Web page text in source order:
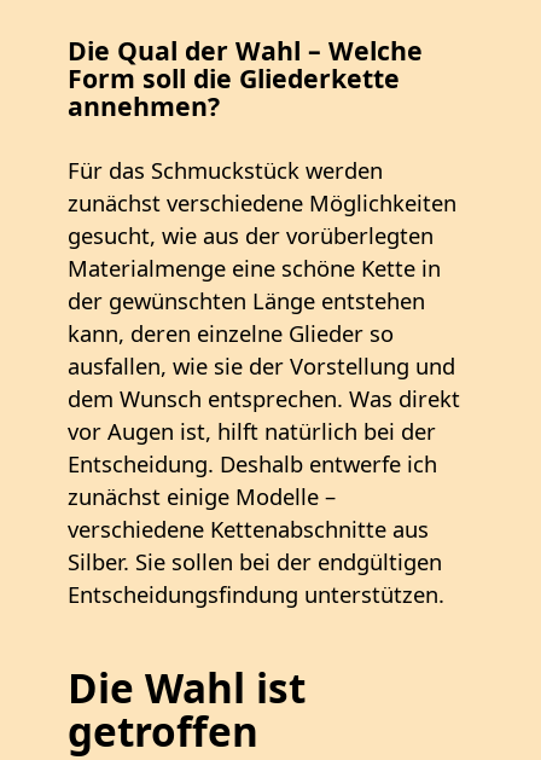
Die Qual der Wahl – Welche
Form soll die Gliederkette
annehmen?
Für das Schmuckstück werden
zunächst verschiedene Möglichkeiten
gesucht, wie aus der vorüberlegten
Materialmenge eine schöne Kette in
der gewünschten Länge entstehen
kann, deren einzelne Glieder so
ausfallen, wie sie der Vorstellung und
dem Wunsch entsprechen. Was direkt
vor Augen ist, hilft natürlich bei der
Entscheidung. Deshalb entwerfe ich
zunächst einige Modelle –
verschiedene Kettenabschnitte aus
Silber. Sie sollen bei der endgültigen
Entscheidungsfindung unterstützen.
Die Wahl ist
getroffen